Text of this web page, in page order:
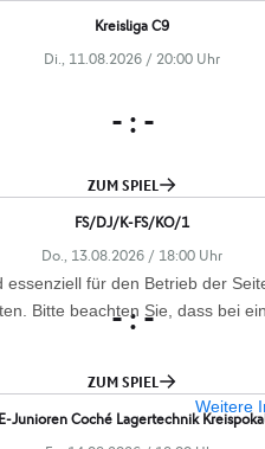
für den Betrieb der
Bitte beachten Sie, dass bei
Weitere